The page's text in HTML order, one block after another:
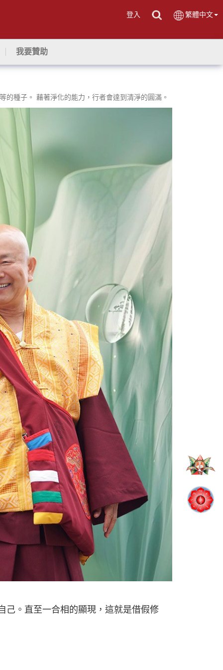
登入 繁體中文
我要贊助
種子。 藉著淨化的能力，行者會達到清淨的圓滿。
己。直至一合相的顯現，這就是借假修